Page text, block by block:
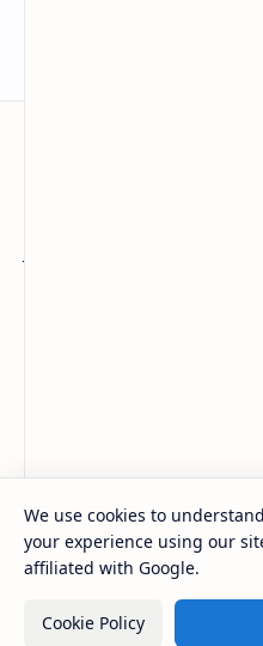
Noirful —
Just a personal blog with
reviews, sometimes short
information or tutorials. I
Careers
2026‧ Noirful — Everytime
reserved.
We use cookies to
your experience using our
affiliated with Google.
Cookie Policy